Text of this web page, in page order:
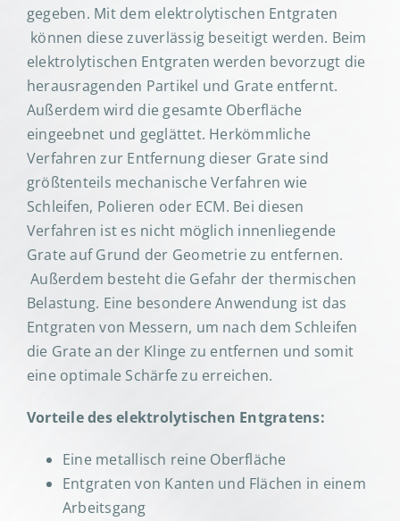
gegeben. Mit dem elektrolytischen Entgraten
können diese zuverlässig beseitigt werden. Beim
elektrolytischen Entgraten werden bevorzugt die
herausragenden Partikel und Grate entfernt.
Außerdem wird die gesamte Oberfläche
eingeebnet und geglättet. Herkömmliche
Verfahren zur Entfernung dieser Grate sind
größtenteils mechanische Verfahren wie
Schleifen, Polieren oder ECM. Bei diesen
Verfahren ist es nicht möglich innenliegende
Grate auf Grund der Geometrie zu entfernen.
Außerdem besteht die Gefahr der thermischen
Belastung. Eine besondere Anwendung ist das
Entgraten von Messern, um nach dem Schleifen
die Grate an der Klinge zu entfernen und somit
eine optimale Schärfe zu erreichen.
Vorteile des elektrolytischen Entgratens:
Eine metallisch reine Oberfläche
Entgraten von Kanten und Flächen in einem
Arbeitsgang